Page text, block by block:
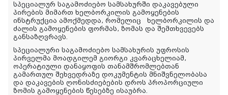
სპეციალურ საგამოძიებო სამსახურში დაკავებული
პირების მიმართ ხელბორკილის გამოყენების
ინსტრუქცია ამოქმედდა, რომელიც
ხელბორკილის და
ძალის გამოყენების ფორმას, ზომას და შემთხვევებს
განსაზღვრავს.
სპეციალური საგამოძიებო სამსახურის უფროსის
პირველმა მოადგილემ გიორგი კვარაცხელიამ,
ოპერატიული დანაყოფის თანამშრომლებთან
გამართულ შეხვედრაზე დოკუმენტის მნიშვნელობასა
და დაკავების ღონისძიებების დროს პროპორციული
ზომის გამოყენების წესებზე ისაუბრა.